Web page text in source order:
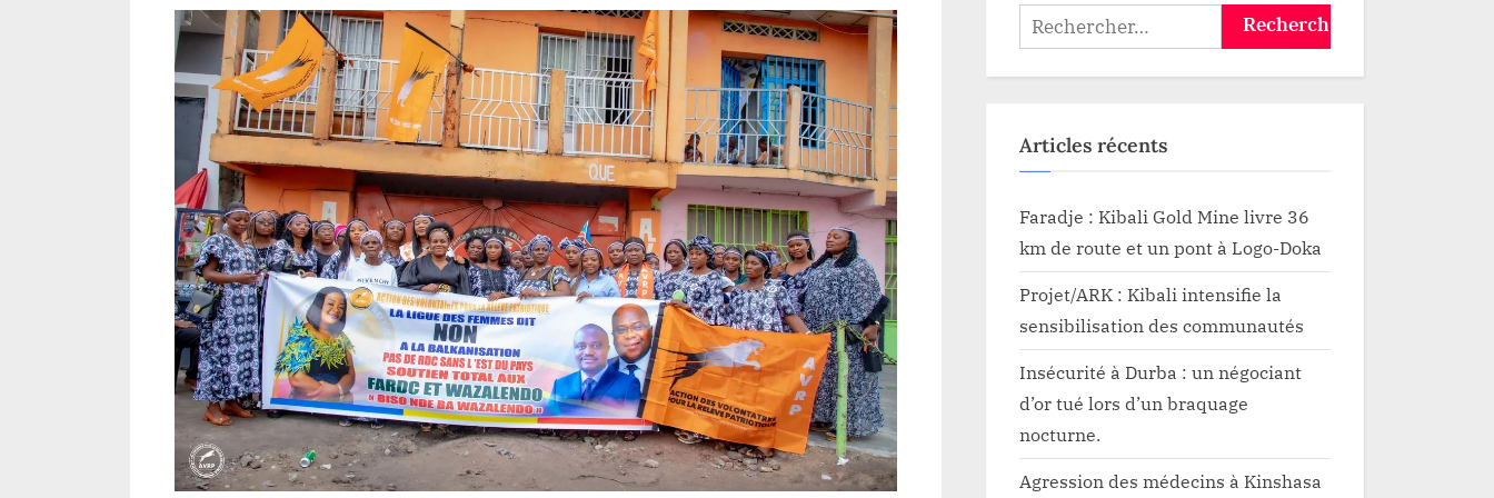
secteur agricole
Rechercher :
Articles récents
Faradje : Kibali Gold Mine livre 36
km de route et un pont à Logo-Doka
Projet/ARK : Kibali intensifie la
sensibilisation des communautés
Insécurité à Durba : un négociant
d’or tué lors d’un braquage
nocturne.
Agression des médecins à Kinshasa